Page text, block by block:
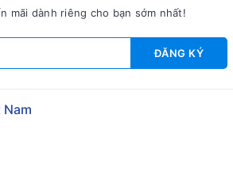
mãi dành riêng cho bạn sớm nhất!
ĐĂNG KÝ